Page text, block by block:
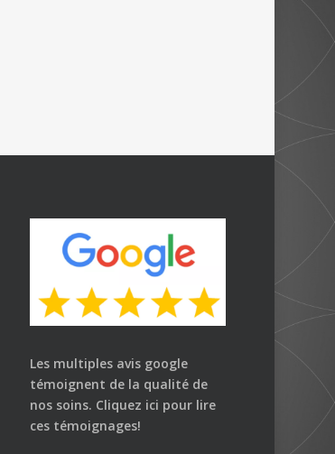
Les multiples avis google
témoignent de la qualité de
nos soins. Cliquez ici pour lire
ces témoignages!